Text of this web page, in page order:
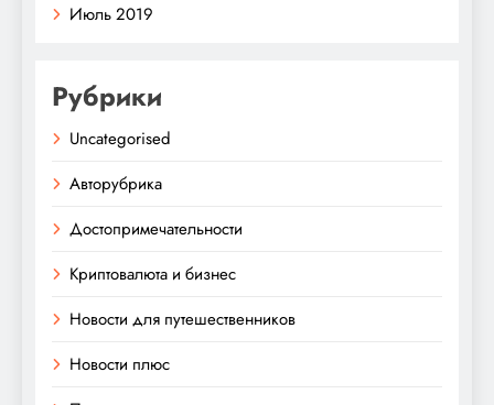
Июль 2019
Рубрики
Uncategorised
Авторубрика
Достопримечательности
Криптовалюта и бизнес
Новости для путешественников
Новости плюс